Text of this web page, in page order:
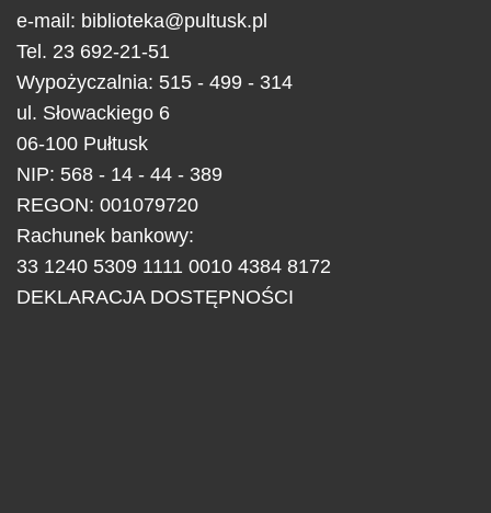
e-mail: biblioteka@pultusk.pl
Tel. 23 692-21-51
Wypożyczalnia: 515 - 499 - 314
ul. Słowackiego 6
06-100 Pułtusk
NIP: 568 - 14 - 44 - 389
REGON: 001079720
Rachunek bankowy:
33 1240 5309 1111 0010 4384 8172
DEKLARACJA DOSTĘPNOŚCI